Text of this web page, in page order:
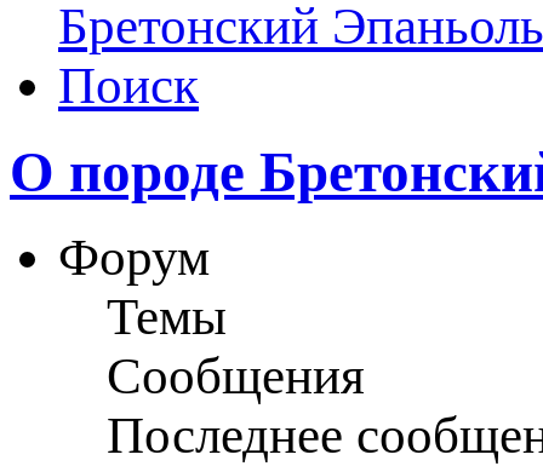
Бретонский Эпаньоль
Поиск
О породе
Форум
Темы
Сообщения
Последнее